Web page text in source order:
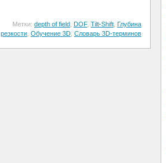
Метки: depth of field DOF, Tilt-Shift
Глубина
резкости Обучение 3D Словарь 3D-терминов